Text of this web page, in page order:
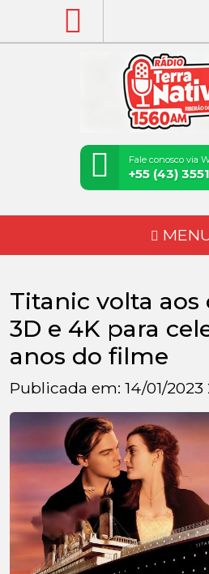
Fale conosco via
+55 (43)
Titanic volta aos
3D e 4K para
anos do filme
Publicada em: 14/01/2023